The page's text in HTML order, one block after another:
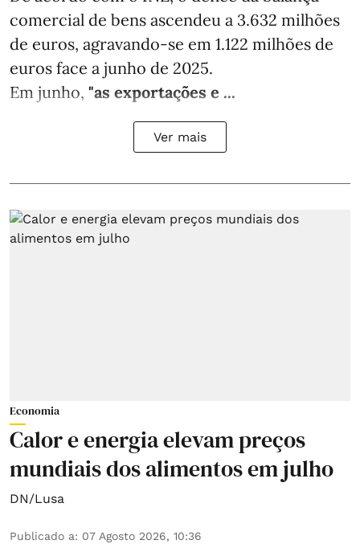
comercial de bens ascendeu a 3.632 milhões
de euros, agravando-se em 1.122 milhões de
euros face a junho de 2025.
Em junho, "as exportações e ...
Ver mais
Economia
Calor e energia elevam preços
mundiais dos alimentos em julho
DN/Lusa
Publicado a: 07 Agosto 2026, 10:36